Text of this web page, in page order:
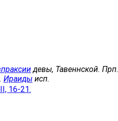
девы, Тавеннской. Прп.
Ираиды исп.
16-21.